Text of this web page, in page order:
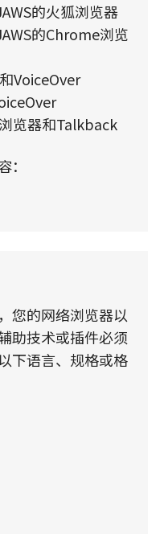
的火狐浏览器
的Chrome浏览
VoiceOver
览器和Talkback
您的网络浏览器以
助技术或插件必须
下语言、规格或格